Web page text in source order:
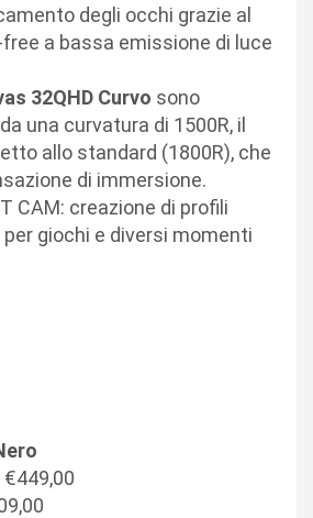
degli occhi grazie al
a bassa emissione di luce
32QHD Curvo sono
una curvatura di 1500R, il
allo standard (1800R), che
di immersione.
CAM: creazione di profili
giochi e diversi momenti